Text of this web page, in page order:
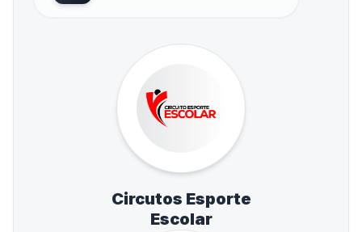
Circutos Esporte
Escolar